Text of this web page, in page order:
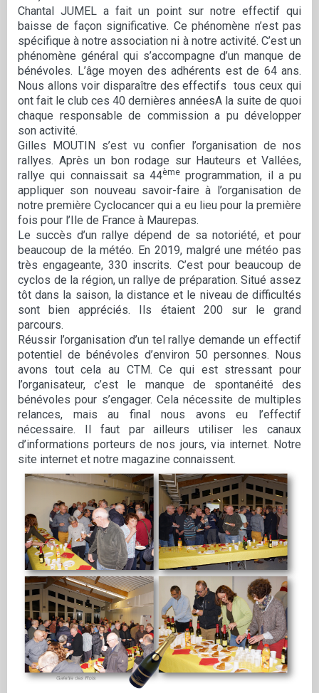
Chantal JUMEL a fait un point sur notre effectif qui
baisse de façon significative. Ce phénomène n’est pas
spécifique à notre association ni à notre activité. C’est un
phénomène général qui s’accompagne d’un manque de
bénévoles. L’âge moyen des adhérents est de 64 ans.
Nous allons voir disparaître des effectifs tous ceux qui
ont fait le club ces 40 dernières annéesA la suite de quoi
chaque responsable de commission a pu développer
son activité.
Gilles MOUTIN s’est vu confier l’organisation de nos
rallyes. Après un bon rodage sur Hauteurs et Vallées,
rallye qui connaissait sa 44ème programmation, il a pu
appliquer son nouveau savoir-faire à l’organisation de
notre première Cyclocancer qui a eu lieu pour la première
fois pour l’Ile de France à Maurepas.
Le succès d’un rallye dépend de sa notoriété, et pour
beaucoup de la météo. En 2019, malgré une météo pas
très engageante, 330 inscrits. C’est pour beaucoup de
cyclos de la région, un rallye de préparation. Situé assez
tôt dans la saison, la distance et le niveau de difficultés
sont bien appréciés. Ils étaient 200 sur le grand
parcours.
Réussir l’organisation d’un tel rallye demande un effectif
potentiel de bénévoles d’environ 50 personnes. Nous
avons tout cela au CTM. Ce qui est stressant pour
l’organisateur, c’est le manque de spontanéité des
bénévoles pour s’engager. Cela nécessite de multiples
relances, mais au final nous avons eu l’effectif
nécessaire. Il faut par ailleurs utiliser les canaux
d’informations porteurs de nos jours, via internet. Notre
site internet et notre magazine connaissent.